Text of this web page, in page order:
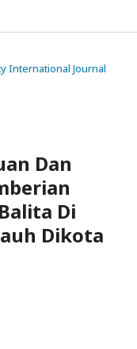
International Journal
Dan
Di
Dikota